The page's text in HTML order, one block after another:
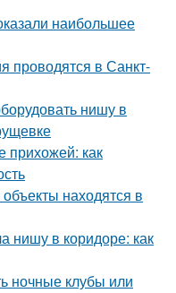
наибольшее
проводятся в Санкт-
нишу в
как
находятся в
нишу в коридоре: как
ночные клубы или